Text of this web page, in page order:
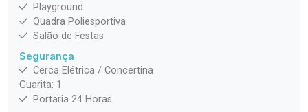
Playground
Quadra Poliesportiva
Salão de Festas
Segurança
Cerca Elétrica / Concertina
Guarita: 1
Portaria 24 Horas